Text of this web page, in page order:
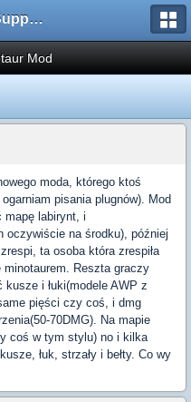
AMXX.pl: Support AMX Mod X i SourceMod
Mod
moda, którego ktoś
pisania plugnów). Mod
mapę labirynt, i
oczywiście na środku), później
ta osoba która zrespiła
Reszta graczy
kusze i łuki(modele AWP z
pięści czy coś, i dmg
70DMG). Na mapie
coś w tym stylu) no i kilka
łuk, strzały i bełty. Co wy